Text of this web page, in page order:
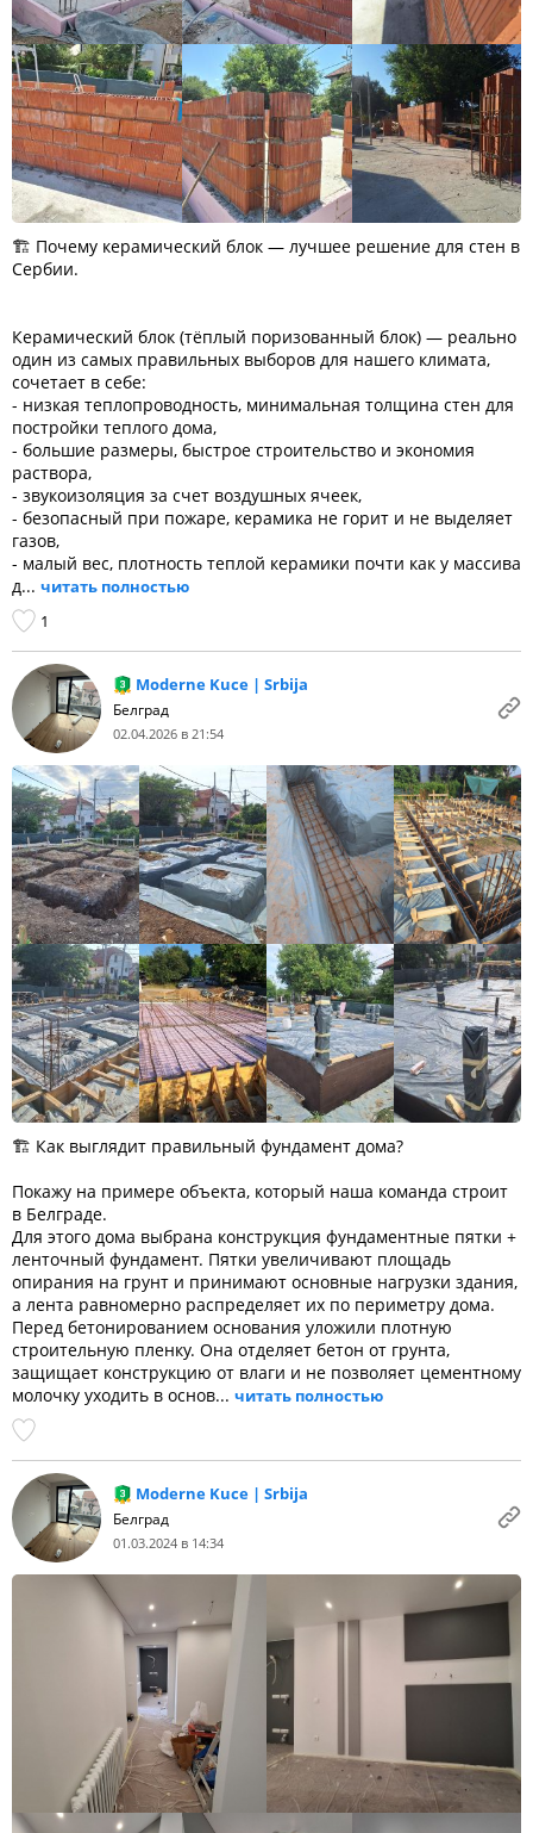
🏗 Почему керамический блок — лучшее решение для стен в
Сербии.
Керамический блок (тёплый поризованный блок) — реально
один из самых правильных выборов для нашего климата,
сочетает в себе:
- низкая теплопроводность, минимальная толщина стен для
постройки теплого дома,
- большие размеры, быстрое строительство и экономия
раствора,
- звукоизоляция за счет воздушных ячеек,
- безопасный при пожаре, керамика не горит и не выделяет
газов,
- малый вес, плотность теплой керамики почти как у массива
д... читать полностью
1
Moderne Kuce | Srbija
Белград
02.04.2026 в 21:54
🏗 Как выглядит правильный фундамент дома?
Покажу на примере объекта, который наша команда строит
в Белграде.
Для этого дома выбрана конструкция фундаментные пятки +
ленточный фундамент. Пятки увеличивают площадь
опирания на грунт и принимают основные нагрузки здания,
а лента равномерно распределяет их по периметру дома.
Перед бетонированием основания уложили плотную
строительную пленку. Она отделяет бетон от грунта,
защищает конструкцию от влаги и не позволяет цементному
молочку уходить в основ... читать полностью
Moderne Kuce | Srbija
Белград
01.03.2024 в 14:34